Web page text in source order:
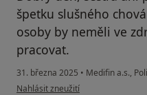
špetku slušného
osoby by neměli ve
pracovat.
31. března 2025 • Medifin a.s.,
podle názoru uživatele Verka
Nahlásit zneužití